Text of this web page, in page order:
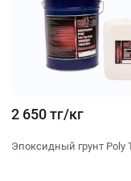
2 650 тг/кг
Эпоксидный грунт Poly